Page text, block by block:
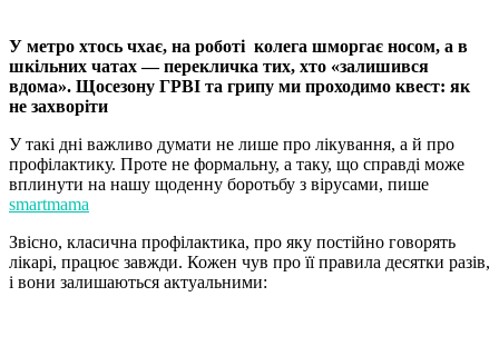
У метро хтось чхає, на роботі колега шморгає носом, а в
шкільних чатах — перекличка тих, хто «залишився
вдома». Щосезону ГРВІ та грипу ми проходимо квест: як
не захворіти
У такі дні важливо думати не лише про лікування, а й про
профілактику. Проте не формальну, а таку, що справді може
вплинути на нашу щоденну боротьбу з вірусами, пише
smartmama
Звісно, класична профілактика, про яку постійно говорять
лікарі, працює завжди. Кожен чув про її правила десятки разів,
і вони залишаються актуальними: